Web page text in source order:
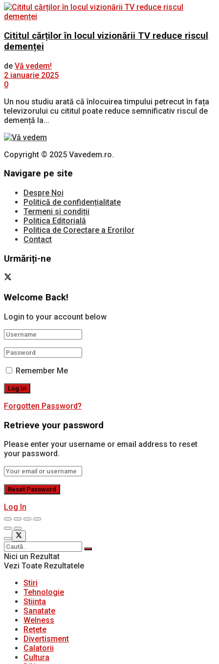
Cititul cărților în locul vizionării TV reduce riscul
demenței
de Vă vedem!
2 ianuarie 2025
0
Un nou studiu arată că înlocuirea timpului petrecut în fața
televizorului cu cititul poate reduce semnificativ riscul de
demență la...
Copyright © 2025 Vavedem.ro.
Navigare pe site
Despre Noi
Politică de confidențialitate
Termeni si condiții
Politica Editorială
Politica de Corectare a Erorilor
Contact
Urmăriți-ne
Welcome Back!
Login to your account below
Remember Me
Forgotten Password?
Retrieve your password
Please enter your username or email address to reset
your password.
Log In
Nici un Rezultat
Vezi Toate Rezultatele
Stiri
Tehnologie
Stiinta
Sanatate
Welness
Rețete
Divertisment
Calatorii
Cultura